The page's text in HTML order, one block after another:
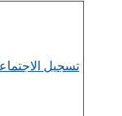
تسجيل